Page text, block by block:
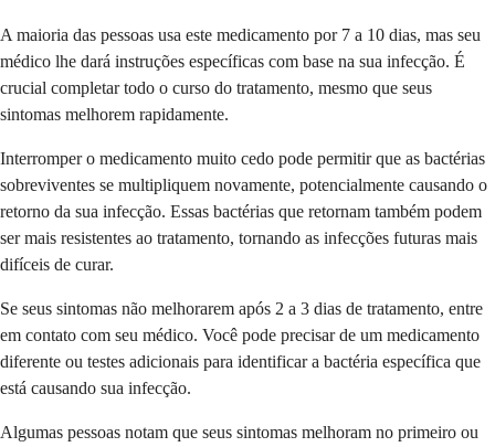
A maioria das pessoas usa este medicamento por 7 a 10 dias, mas seu
médico lhe dará instruções específicas com base na sua infecção. É
crucial completar todo o curso do tratamento, mesmo que seus
sintomas melhorem rapidamente.
Interromper o medicamento muito cedo pode permitir que as bactérias
sobreviventes se multipliquem novamente, potencialmente causando o
retorno da sua infecção. Essas bactérias que retornam também podem
ser mais resistentes ao tratamento, tornando as infecções futuras mais
difíceis de curar.
Se seus sintomas não melhorarem após 2 a 3 dias de tratamento, entre
em contato com seu médico. Você pode precisar de um medicamento
diferente ou testes adicionais para identificar a bactéria específica que
está causando sua infecção.
Algumas pessoas notam que seus sintomas melhoram no primeiro ou